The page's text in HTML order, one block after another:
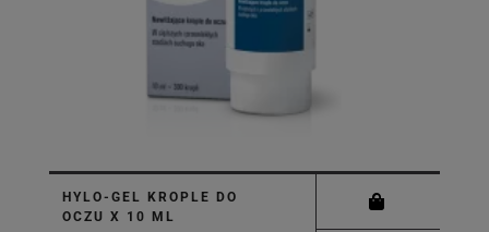
HYLO-GEL KROPLE DO
OCZU X 10 ML